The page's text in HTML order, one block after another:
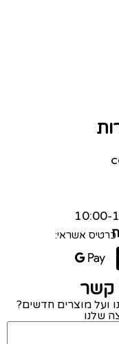
כרטיס אשראי:
קשר
ועל מוצרים חדשים?
שלנו